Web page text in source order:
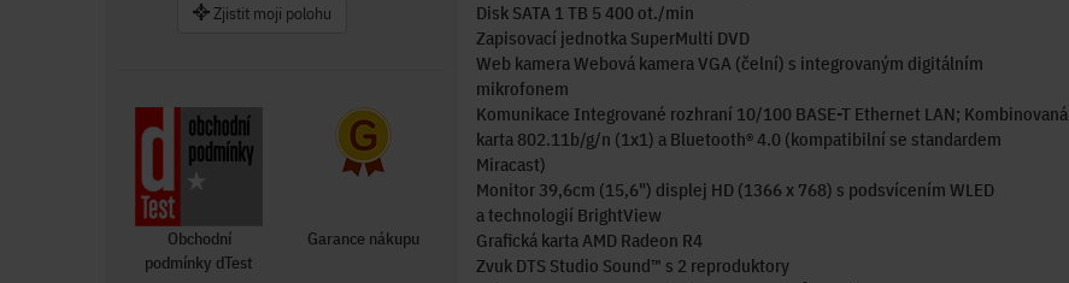
Disk SATA 1 TB 5 400 ot./min
Zapisovací jednotka SuperMulti DVD
Web kamera Webová kamera VGA (čelní) s integrovaným digitálním
mikrofonem
Komunikace Integrované rozhraní 10/100 BASE-T Ethernet LAN; Kombinovaná
karta 802.11b/g/n (1x1) a Bluetooth® 4.0 (kompatibilní se standardem
Miracast)
Monitor 39,6cm (15,6") displej HD (1366 x 768) s podsvícením WLED
a technologií BrightView
Grafická karta AMD Radeon R4
Zvuk DTS Studio Sound™ s 2 reproduktory
Zjistit moji polohu
Obchodní
podmínky dTest
Garance nákupu